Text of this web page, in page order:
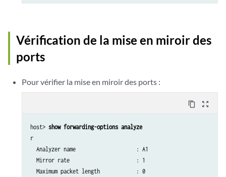
Vérification de la mise en miroir des
ports
Pour vérifier la mise en miroir des ports :
content_copy zoom_out_map
host> show forwarding-options analyze
r
  Analyzer name                    : A1
  Mirror rate                      : 1
  Maximum packet length            : 0